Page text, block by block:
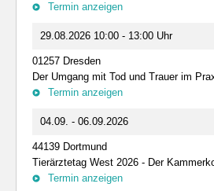
Termin anzeigen
29.08.2026 10:00 - 13:00 Uhr
01257 Dresden
Der Umgang mit Tod und Trauer im
Termin anzeigen
04.09. - 06.09.2026
44139 Dortmund
Tierärztetag West 2026 - Der
Termin anzeigen